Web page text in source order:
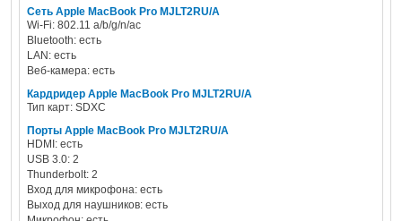
Сеть Apple MacBook Pro MJLT2RU/A
Wi-Fi: 802.11 a/b/g/n/ac
Bluetooth: есть
LAN: есть
Веб-камера: есть
Кардридер Apple MacBook Pro MJLT2RU/A
Тип карт: SDXC
Порты Apple MacBook Pro MJLT2RU/A
HDMI: есть
USB 3.0: 2
Thunderbolt: 2
Вход для микрофона: есть
Выход для наушников: есть